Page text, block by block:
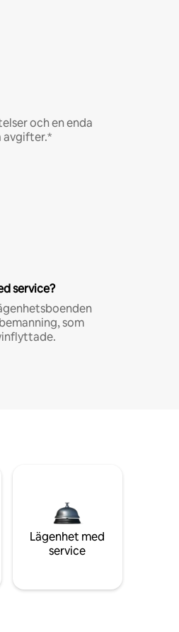
och en enda
avgifter.*
service?
som
Lägenhet med
service